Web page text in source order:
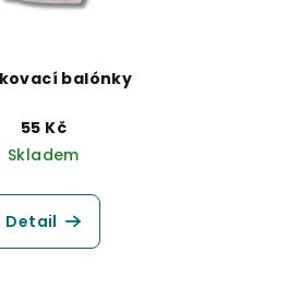
balónky
55 Kč
Skladem
Detail